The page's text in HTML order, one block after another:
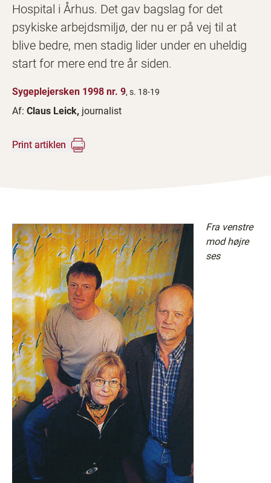
Hospital i Århus. Det gav bagslag for det
psykiske arbejdsmiljø, der nu er på vej til at
blive bedre, men stadig lider under en uheldig
start for mere end tre år siden.
Sygeplejersken 1998 nr. 9, s. 18-19
Af: Claus Leick, journalist
Print artiklen
Fra venstre
mod højre
ses